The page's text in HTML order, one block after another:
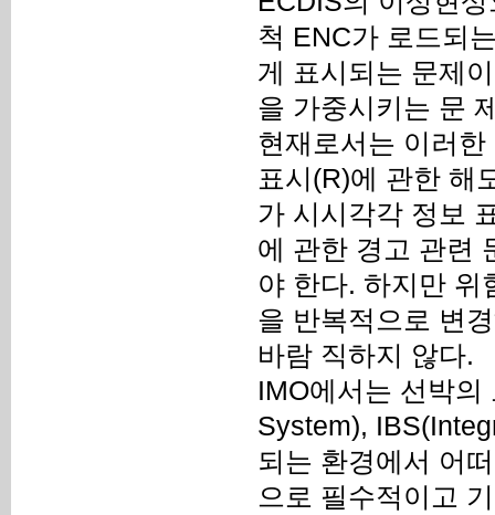
척 ENC가 로드되
게 표시되는 문제
을 가중시키는 문
현재로서는 이러
표시(R)에 관한 해
가 시시각각 정보
에 관한 경고 관련
야 한다. 하지만 위
을 반복적으로 변
바람 직하지 않다.
IMO에서는 선박
System),
되는 환경에서 어
으로 필수적이고